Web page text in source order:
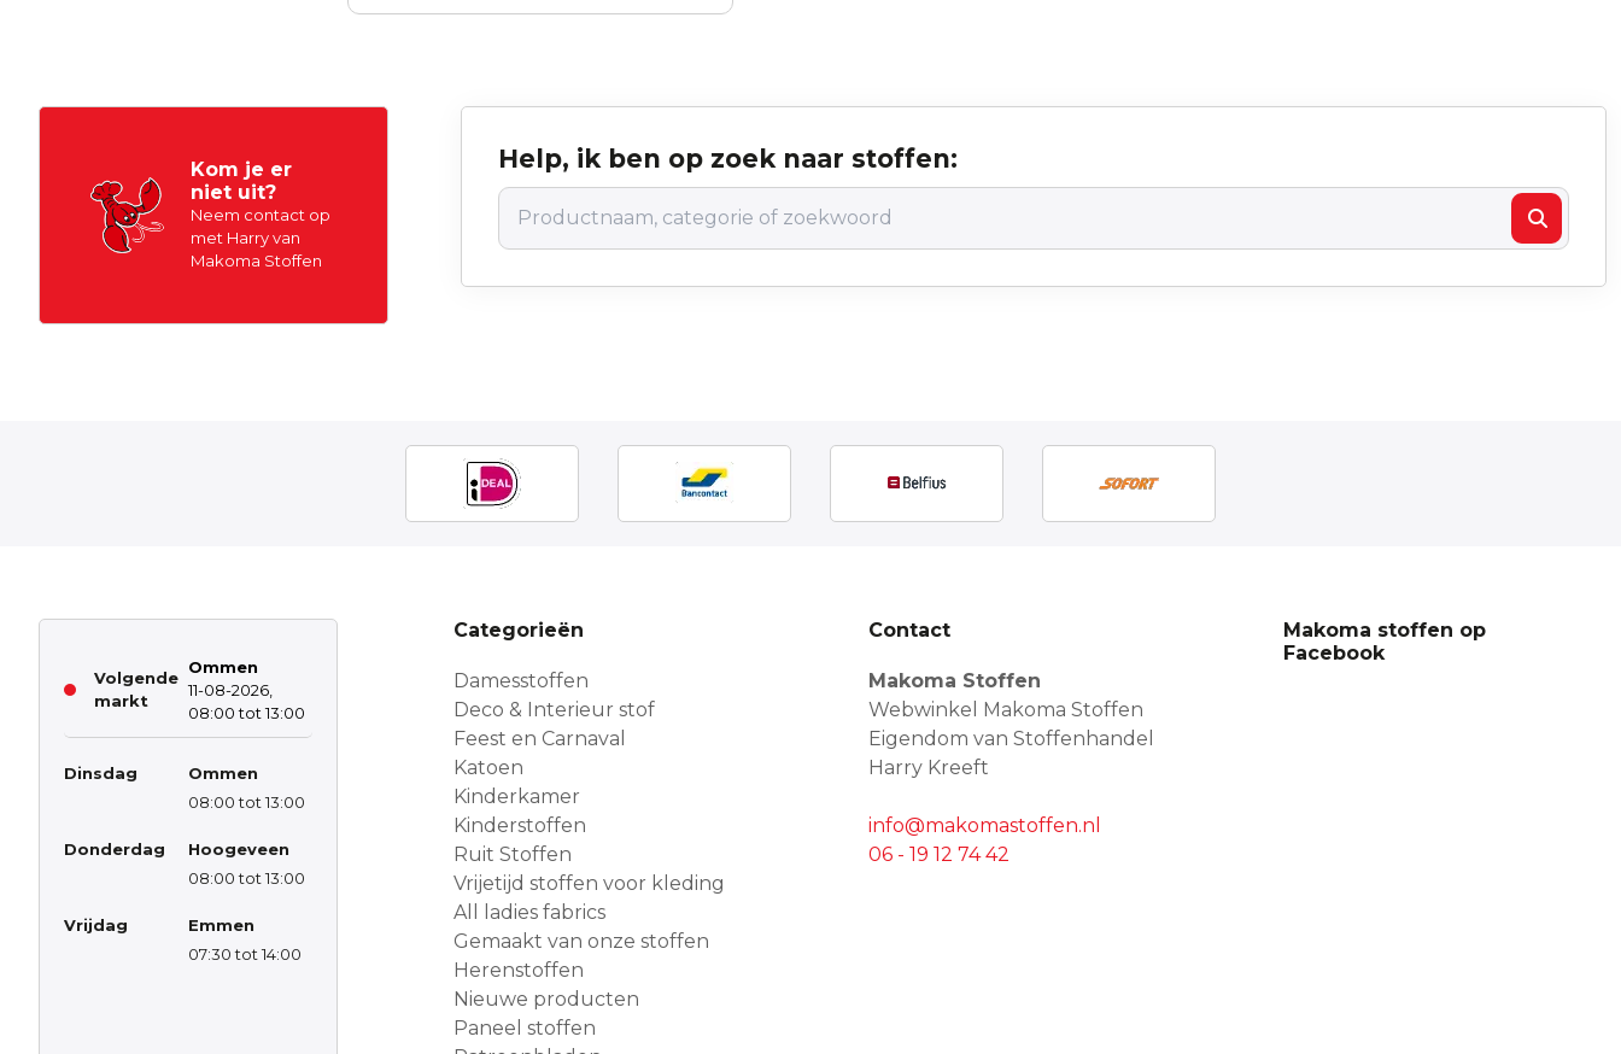
Kom je er
niet uit?
Neem contact op
met Harry van
Makoma Stoffen
Help, ik ben op zoek naar stoffen:
Volgende
markt
Ommen
11-08-2026,
08:00 tot 13:00
Dinsdag
Ommen
08:00 tot 13:00
Donderdag
Hoogeveen
08:00 tot 13:00
Vrijdag
Emmen
07:30 tot 14:00
Categorieën
Damesstoffen
Deco & Interieur stof
Feest en Carnaval
Katoen
Kinderkamer
Kinderstoffen
Ruit Stoffen
Vrijetijd stoffen voor kleding
All ladies fabrics
Gemaakt van onze stoffen
Herenstoffen
Nieuwe producten
Paneel stoffen
Contact
Makoma Stoffen
Webwinkel Makoma Stoffen
Eigendom van Stoffenhandel
Harry Kreeft
info@makomastoffen.nl
06 - 19 12 74 42
Makoma stoffen op
Facebook